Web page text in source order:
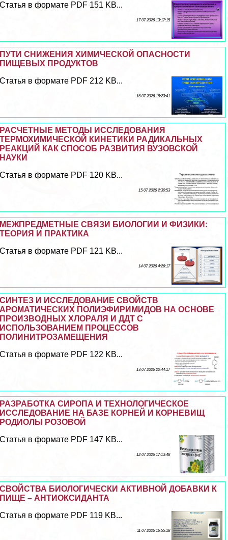
Статья в формате PDF 151 KB...
17 07 2026 13:17:15
ПУТИ СНИЖЕНИЯ ХИМИЧЕСКОЙ ОПАСНОСТИ
ПИЩЕВЫХ ПРОДУКТОВ
Статья в формате PDF 212 KB...
16 07 2026 18:23:41
РАСЧЕТНЫЕ МЕТОДЫ ИССЛЕДОВАНИЯ
ТЕРМОХИМИЧЕСКОЙ КИНЕТИКИ РАДИКАЛЬНЫХ
РЕАКЦИЙ КАК СПОСОБ РАЗВИТИЯ ВУЗОВСКОЙ
НАУКИ
Статья в формате PDF 120 KB...
15 07 2026 2:30:53
МЕЖПРЕДМЕТНЫЕ СВЯЗИ БИОЛОГИИ И ФИЗИКИ:
ТЕОРИЯ И ПРАКТИКА
Статья в формате PDF 121 KB...
14 07 2026 4:26:17
СИНТЕЗ И ИССЛЕДОВАНИЕ СВОЙСТВ
АРОМАТИЧЕСКИХ ПОЛИЭФИРИМИДОВ НА ОСНОВЕ
ПРОИЗВОДНЫХ ХЛОРАЛЯ И ДДТ С
ИСПОЛЬЗОВАНИЕМ ПРОЦЕССОВ
ПОЛИНИТРОЗАМЕЩЕНИЯ
Статья в формате PDF 122 KB...
13 07 2026 20:44:17
РАЗРАБОТКА СИРОПА И ТЕХНОЛОГИЧЕСКОЕ
ИССЛЕДОВАНИЕ НА БАЗЕ КОРНЕЙ И КОРНЕВИЩ
РОДИОЛЫ РОЗОВОЙ
Статья в формате PDF 147 KB...
12 07 2026 17:13:48
СВОЙСТВА БИОЛОГИЧЕСКИ АКТИВНОЙ ДОБАВКИ К
ПИЩЕ – АНТИОКСИДАНТА
Статья в формате PDF 119 KB...
11 07 2026 16:55:18